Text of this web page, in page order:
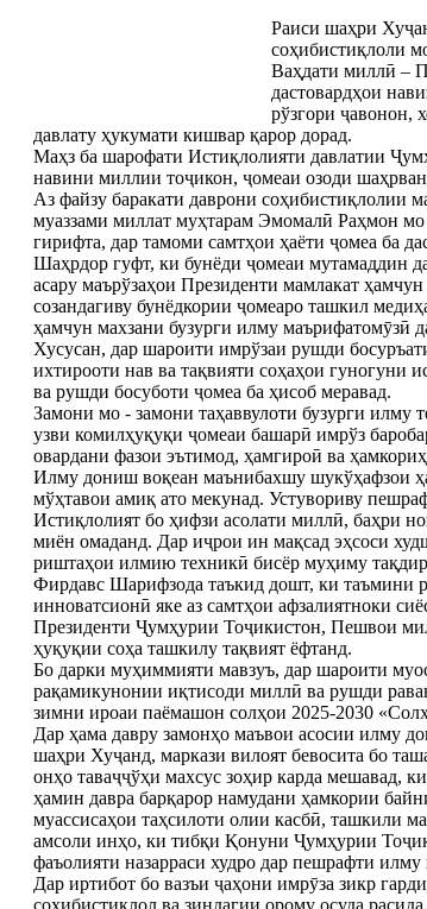
Раиси шаҳри
соҳибистиқлоли
Ваҳдати миллӣ –
дастовардҳои
рўзгори ҷавонон,
давлату ҳукумати кишвар қарор дорад.
Маҳз ба шарофати Истиқлолияти давлатии
навини миллии тоҷикон, ҷомеаи озоди
Аз файзу баракати даврони соҳибистиқлолии
муаззами миллат муҳтарам Эмомалӣ Раҳмон
гирифта, дар тамоми самтҳои ҳаёти ҷомеа ба
Шаҳрдор гуфт, ки бунёди ҷомеаи мутамаддин
асару маърўзаҳои Президенти мамлакат
созандагиву бунёдкории ҷомеаро ташкил
ҳамчун махзани бузурги илму маърифатомӯзӣ
Хусусан, дар шароити имрўзаи рушди
ихтирооти нав ва тақвияти соҳаҳои гуногуни
ва рушди босуботи ҷомеа ба ҳисоб меравад.
Замони мо - замони таҳаввулоти бузурги
узви комилҳуқуқи ҷомеаи башарӣ имрўз
овардани фазои эътимод, ҳамгироӣ ва
Илму дониш воқеан маънибахшу шукўҳафзои
мўҳтавои амиқ ато мекунад. Устувориву
Истиқлолият бо ҳифзи асолати миллӣ, баҳри
миён омаданд. Дар иҷрои ин мақсад эҳсоси
риштаҳои илмию техникӣ бисёр муҳиму
Фирдавс Шарифзода таъкид дошт, ки таъмини
инноватсионӣ яке аз самтҳои афзалиятноки
Президенти Ҷумҳурии Тоҷикистон, Пешвои
ҳуқуқии соҳа ташкилу тақвият ёфтанд.
Бо дарки муҳиммияти мавзуъ, дар шароити
рақамикунонии иқтисоди миллӣ ва рушди
зимни ироаи паёмашон солҳои 2025-2030
Дар ҳама давру замонҳо маъвои асосии илму
шаҳри Хуҷанд, маркази вилоят бевосита бо
онҳо таваҷҷўҳи махсус зоҳир карда мешавад,
ҳамин давра барқарор намудани ҳамкории
муассисаҳои таҳсилоти олии касбӣ, ташкили
амсоли инҳо, ки тибқи Қонуни Ҷумҳурии
фаъолияти назарраси худро дар пешрафти
Дар иртибот бо вазъи ҷаҳони имрӯза зикр
соҳибистиқлол ва зиндагии орому осуда